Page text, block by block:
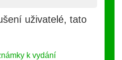
uživatelé, tato
k vydání